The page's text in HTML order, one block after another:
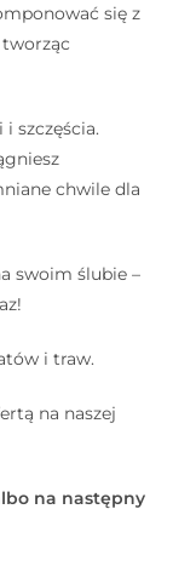
się z
szczęścia.
chwile dla
swoim ślubie –
i traw.
na naszej
na następny